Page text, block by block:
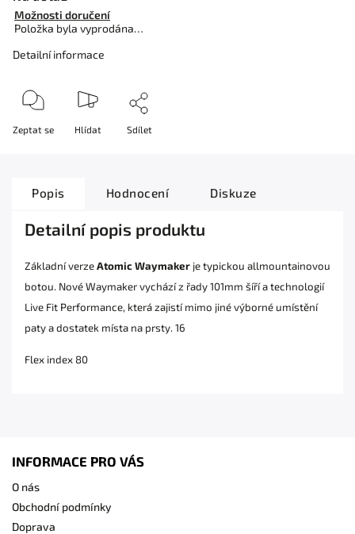
Možnosti doručení
Položka byla vyprodána…
Detailní informace
Zeptat se Hlídat Sdílet
Popis Hodnocení Diskuze
Detailní popis produktu
Základní verzeAtomic Waymaker je typickou allmountainovou
botou. Nové Waymaker vychází z řady 101mm šíří a technologií
Live Fit Performance, která zajistí mimo jiné výborné umístění
paty a dostatek místa na prsty. 16
Flex index 80
INFORMACE PRO VÁS
O nás
Obchodní podmínky
Doprava